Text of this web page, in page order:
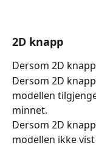
2D knapp
Dersom 2D
Dersom 2D
modellen
minnet.
Dersom 2D
modellen ikke